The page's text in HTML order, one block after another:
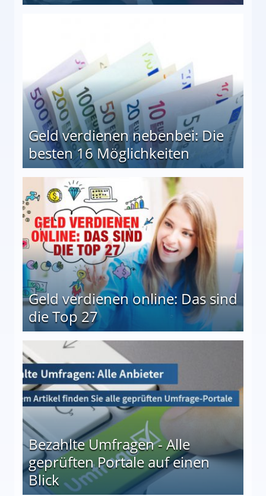
Geld verdienen nebenbei: Die
besten 16 Möglichkeiten
Geld verdienen online: Das sind
die Top 27
Bezahlte Umfragen - Alle
geprüften Portale auf einen
Blick